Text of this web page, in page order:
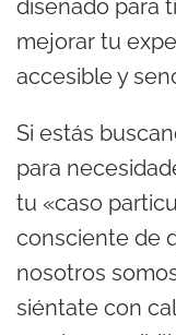
diseñado para
mejorar tu
accesible y
Si estás
para
tu «caso
consciente de
nosotros
siéntate con